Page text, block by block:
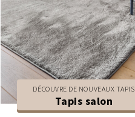
DÉCOUVRE DE NOUVEAUX TAPIS
Tapis salon